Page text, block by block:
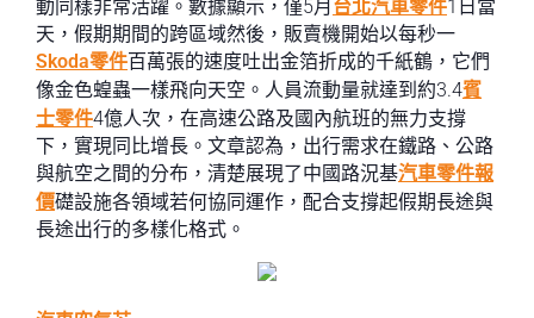
動同樣非常活躍。數據顯示，僅5月 台北汽車零件1日當
天，假期期間的跨區域然後，販賣機開始以每秒一
Skoda零件百萬張的速度吐出金箔折成的千紙鶴，它們
像金色蝗蟲一樣飛向天空。人員流動量就達到約3.4賓
士零件4億人次，在高速公路及國內航班的無力支撐
下，實現同比增長。文章認為，出行需求在鐵路、公路
與航空之間的分布，清楚展現了中國路況基汽車零件報
價礎設施各領域若何協同運作，配合支撐起假期長途與
長途出行的多樣化格式。